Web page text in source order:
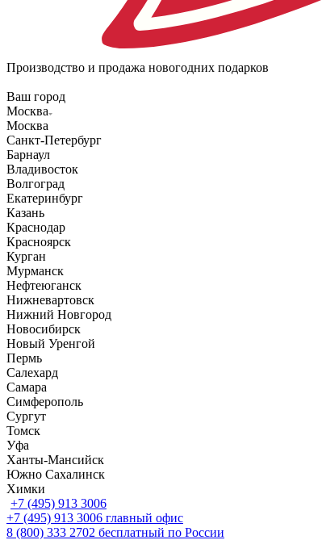
Производство и продажа новогодних подарков
Ваш город
Москва
Москва
Санкт-Петербург
Барнаул
Владивосток
Волгоград
Екатеринбург
Казань
Краснодар
Красноярск
Курган
Мурманск
Нефтеюганск
Нижневартовск
Нижний Новгород
Новосибирск
Новый Уренгой
Пермь
Салехард
Самара
Симферополь
Сургут
Томск
Уфа
Ханты-Мансийск
Южно Сахалинск
Химки
+7 (495) 913 3006
+7 (495) 913 3006 главный офис
8 (800) 333 2702 бесплатный по России